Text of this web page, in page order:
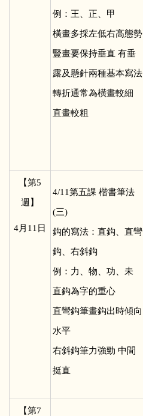
例：王、正、甲
橫畫多採左低右高態勢
豎畫要保持垂直 有垂
露及懸針兩種基本寫法
轉折通常為橫畫較細
直畫較粗
【第5
週】
4月11日
4/11第五課 楷書筆法
(三)
鈎的寫法：直鈎、直彎
鈎、右斜鈎
例：力、物、功、未
直鈎為字的重心
直彎鈎筆畫鈎出時傾向
水平
右斜鈎筆力強勁 中間
挺直
【第7